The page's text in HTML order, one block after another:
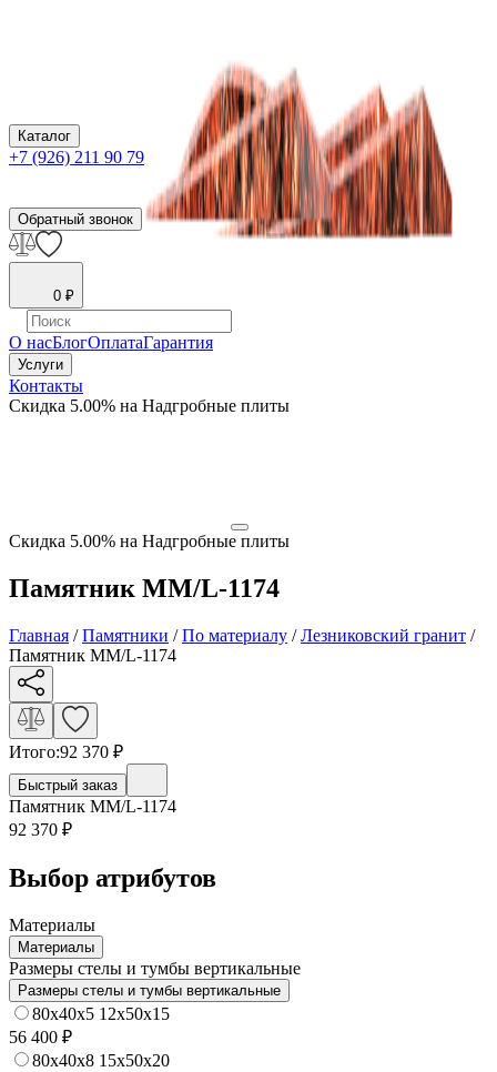
Каталог
+7 (926) 211 90 79
Обратный звонок
0 ₽
О насБлогОплатаГарантия
Услуги
Контакты
Скидка 5.00% на Надгробные плиты
Скидка 5.00% на Надгробные плиты
Памятник ММ/L-1174
Главная /Памятники /По материалу /Лезниковский гранит /
Памятник ММ/L-1174
Итого:92 370 ₽
Быстрый заказ
Памятник ММ/L-1174
92 370 ₽
Выбор атрибутов
Материалы
Материалы
Размеры стелы и тумбы вертикальные
Размеры стелы и тумбы вертикальные
80x40x5 12x50x15
56 400 ₽
80x40x8 15x50x20